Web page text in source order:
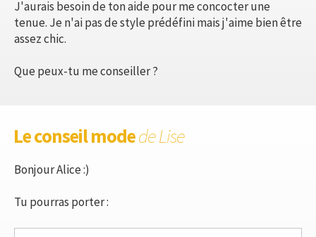
J'aurais besoin de ton aide pour me concocter une
tenue. Je n'ai pas de style prédéfini mais j'aime bien être
assez chic.
Que peux-tu me conseiller ?
Le conseil modede Lise
Bonjour Alice :)
Tu pourras porter :